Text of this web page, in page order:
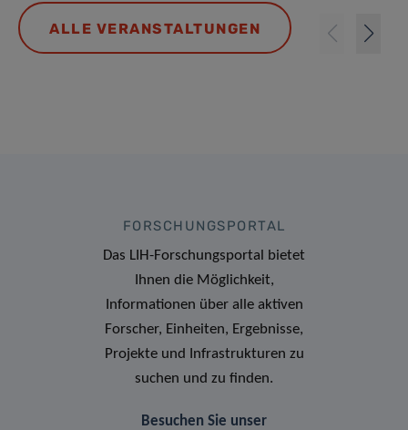
ALLE VERANSTALTUNGEN
FORSCHUNGSPORTAL
Das LIH-Forschungsportal bietet
Ihnen die Möglichkeit,
Informationen über alle aktiven
Forscher, Einheiten, Ergebnisse,
Projekte und Infrastrukturen zu
suchen und zu finden.
Besuchen Sie unser